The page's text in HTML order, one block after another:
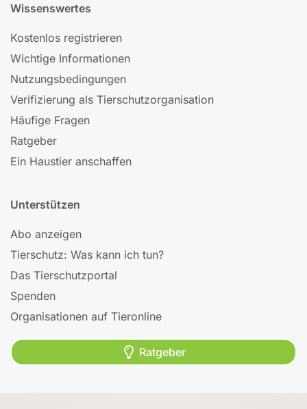
Wissenswertes
Kostenlos registrieren
Wichtige Informationen
Nutzungsbedingungen
Verifizierung als Tierschutzorganisation
Häufige Fragen
Ratgeber
Ein Haustier anschaffen
Unterstützen
Abo anzeigen
Tierschutz: Was kann ich tun?
Das Tierschutzportal
Spenden
Organisationen auf Tieronline
Ratgeber